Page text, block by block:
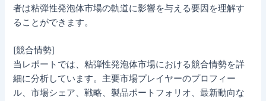
者は粘弾性発泡体市場の軌道に影響を与える要因を理解す
ることができます。
[競合情勢]
当レポートでは、粘弾性発泡体市場における競合情勢を詳
細に分析しています。主要市場プレイヤーのプロフィー
ル、市場シェア、戦略、製品ポートフォリオ、最新動向な